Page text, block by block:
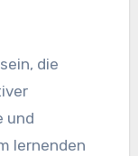
die
und
lernenden